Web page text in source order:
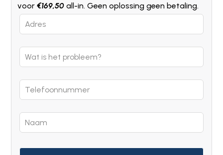
voor€169,50 all-in. Geen oplossing geen betaling.
Leave
this
blank